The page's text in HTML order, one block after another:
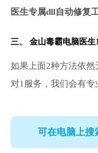
医生专属dll自动修复
三、 金山毒霸电脑医生
如果上面2种方法依然
对1服务，我们会有专
可在电脑上搜